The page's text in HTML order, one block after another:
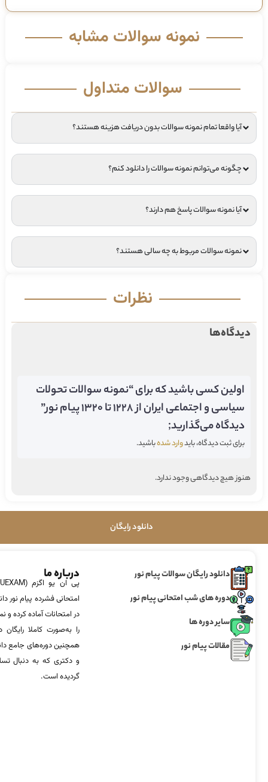
نمونه سوالات مشابه
سوالات متداول
آیا واقعا تمام نمونه سوالات بدون دریافت هزینه هستند؟
چگونه می‌توانم نمونه سوالات را دانلود کنم؟
آیا نمونه سوالات پاسخ هم دارند؟
نمونه سوالات مربوط به چه سالی هستند؟
نظرات
دیدگاه‌ها
اولین کسی باشید که برای “نمونه سوالات تحولات
سیاسی و اجتماعی ایران از ۱۲۲۸ تا ۱۳۲۰ پیام نور”
دیدگاه می‌گذارید;
برای ثبت دیدگاه، بایدوارد شدهباشید.
هنوز هیچ دیدگاهی وجود ندارد.
دانلود رایگان
دانلود رایگان سوالات پیام نور
دوره های شب امتحانی پیام نور
سایر دوره ها
مقالات پیام نور
درباره ما
امتحانی فشرده پیام نور
در امتحانات آماده‌ کرده
را به‌صورت کاملا
همچنین دوره‌های جامع
و دکتری که به دنبال
گردیده است.